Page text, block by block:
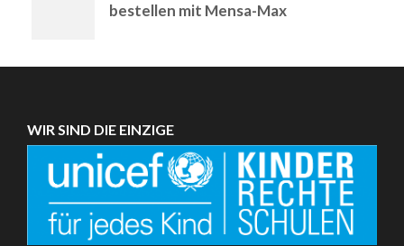
bestellen mit Mensa-Max
WIR SIND DIE EINZIGE